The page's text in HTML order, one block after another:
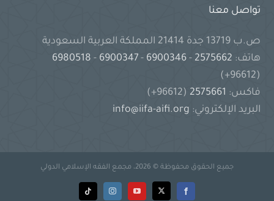
تواصل معنا
ص.ب 13719 جدة 21414 المملكة العربية السعودية
هاتف:
-
6900346
-
6900347
-
(96612+)
فاكس:
(96612+)
البريد الإلكتروني: info@iifa-aifi.org
جميع الحقوق محفوظة © 2026، مجمع الفقه الإسلامي الدولي